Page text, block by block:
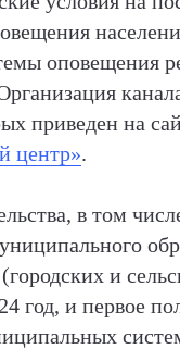
приведен на
центр».
в том
и
и первое